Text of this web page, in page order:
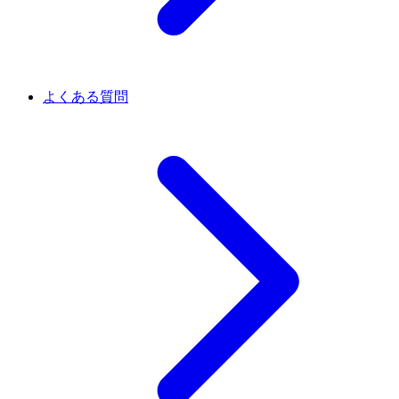
よくある質問